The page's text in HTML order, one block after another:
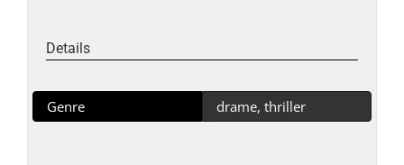
Details
Genre drame, thriller